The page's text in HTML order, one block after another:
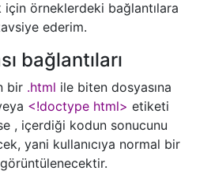
örneklerdeki bağlantılara
ederim.
bağlantıları
bir .html ile biten dosyasına
<!doctype html> etiketi
, içerdiği kodun sonucunu
yani kullanıcıya normal bir